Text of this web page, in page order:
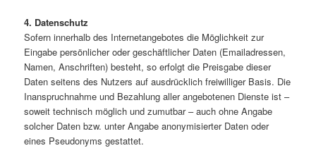
4. Datenschutz
Sofern innerhalb des Internetangebotes die Möglichkeit zur
Eingabe persönlicher oder geschäftlicher Daten (Emailadressen,
Namen, Anschriften) besteht, so erfolgt die Preisgabe dieser
Daten seitens des Nutzers auf ausdrücklich freiwilliger Basis. Die
Inanspruchnahme und Bezahlung aller angebotenen Dienste ist –
soweit technisch möglich und zumutbar – auch ohne Angabe
solcher Daten bzw. unter Angabe anonymisierter Daten oder
eines Pseudonyms gestattet.